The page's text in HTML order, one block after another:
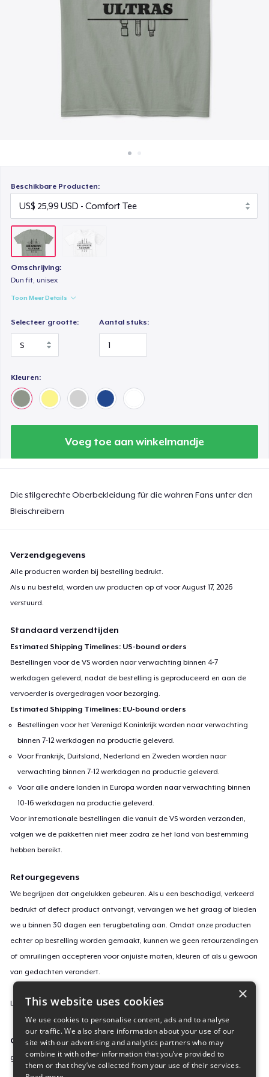
Verkoop overal
Beschikbare Producten:
Omschrijving:
Dun fit, unisex
Toon Meer Details
Selecteer grootte: Aantal stuks:
Kleuren:
Voeg toe aan winkelmandje
Die stilgerechte Oberbekleidung für die wahren Fans unter den
Bleischreibern
Verzendgegevens
Alle producten worden bij bestelling bedrukt.
Als u nu besteld, worden uw producten op of voorAugust 17, 2026
verstuurd.
Standaard verzendtijden
Estimated Shipping Timelines: US-bound orders
Bestellingen voor de VS worden naar verwachting binnen 4-7
werkdagen geleverd, nadat de bestelling is geproduceerd en aan de
vervoerder is overgedragen voor bezorging.
Estimated Shipping Timelines: EU-bound orders
Bestellingen voor het Verenigd Koninkrijk worden naar verwachting
binnen 7-12 werkdagen na productie geleverd.
Voor Frankrijk, Duitsland, Nederland en Zweden worden naar
verwachting binnen 7-12 werkdagen na productie geleverd.
Voor alle andere landen in Europa worden naar verwachting binnen
10-16 werkdagen na productie geleverd.
Voor internationale bestellingen die vanuit de VS worden verzonden,
volgen we de pakketten niet meer zodra ze het land van bestemming
hebben bereikt.
Retourgegevens
We begrijpen dat ongelukken gebeuren. Als u een beschadigd, verkeerd
bedrukt of defect product ontvangt, vervangen we het graag of bieden
we u binnen 30 dagen een terugbetaling aan. Omdat onze producten
echter op bestelling worden gemaakt, kunnen we geen retourzendingen
of omruilingen accepteren voor onjuiste maten, kleuren of als u gewoon
van gedachten verandert.
Lees hier meer over onze retourvoorwaarden.
Campagne-ID
graphite-ultras-tee
×
This website uses cookies
We use cookies to personalise content, ads and to analyse
our traffic. We also share information about your use of our
site with our advertising and analytics partners who may
combine it with other information that you’ve provided to
them or that they’ve collected from your use of their services.